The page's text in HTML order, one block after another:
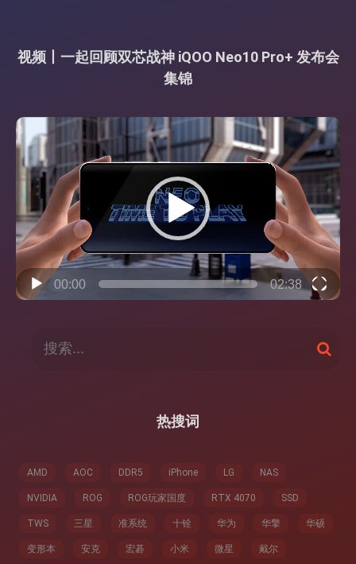
视频丨一起回顾双芯战神 iQOO Neo10 Pro+ 发布会
集锦
视
频
播
放
器
00:00 02:38
搜
索
热搜词
AMD AOC DDR5 iPhone LG NAS
NVIDIA ROG ROG玩家国度 RTX 4070 SSD
TWS 三星 准系统 十铨 华为 华擎 华硕
变形本 安克 宏碁 小米 微星 戴尔